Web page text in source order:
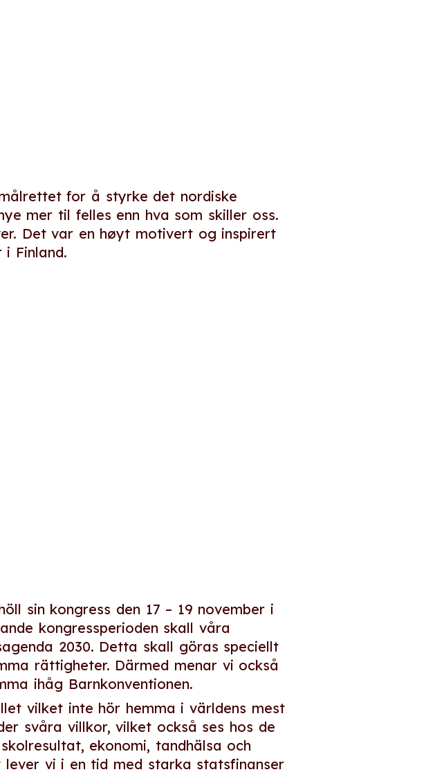
for å styrke det nordiske
mer til felles enn hva som skiller oss.
Det var en høyt motivert og inspirert
Finland.
sin kongress den 17 – 19 november i
kongressperioden skall våra
2030. Detta skall göras speciellt
rättigheter. Därmed menar vi också
ihåg Barnkonventionen.
vilket inte hör hemma i världens mest
svåra villkor, vilket också ses hos de
ekonomi, tandhälsa och
vi i en tid med starka statsfinanser